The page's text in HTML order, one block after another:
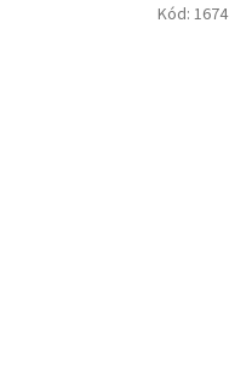
Kód: 1674